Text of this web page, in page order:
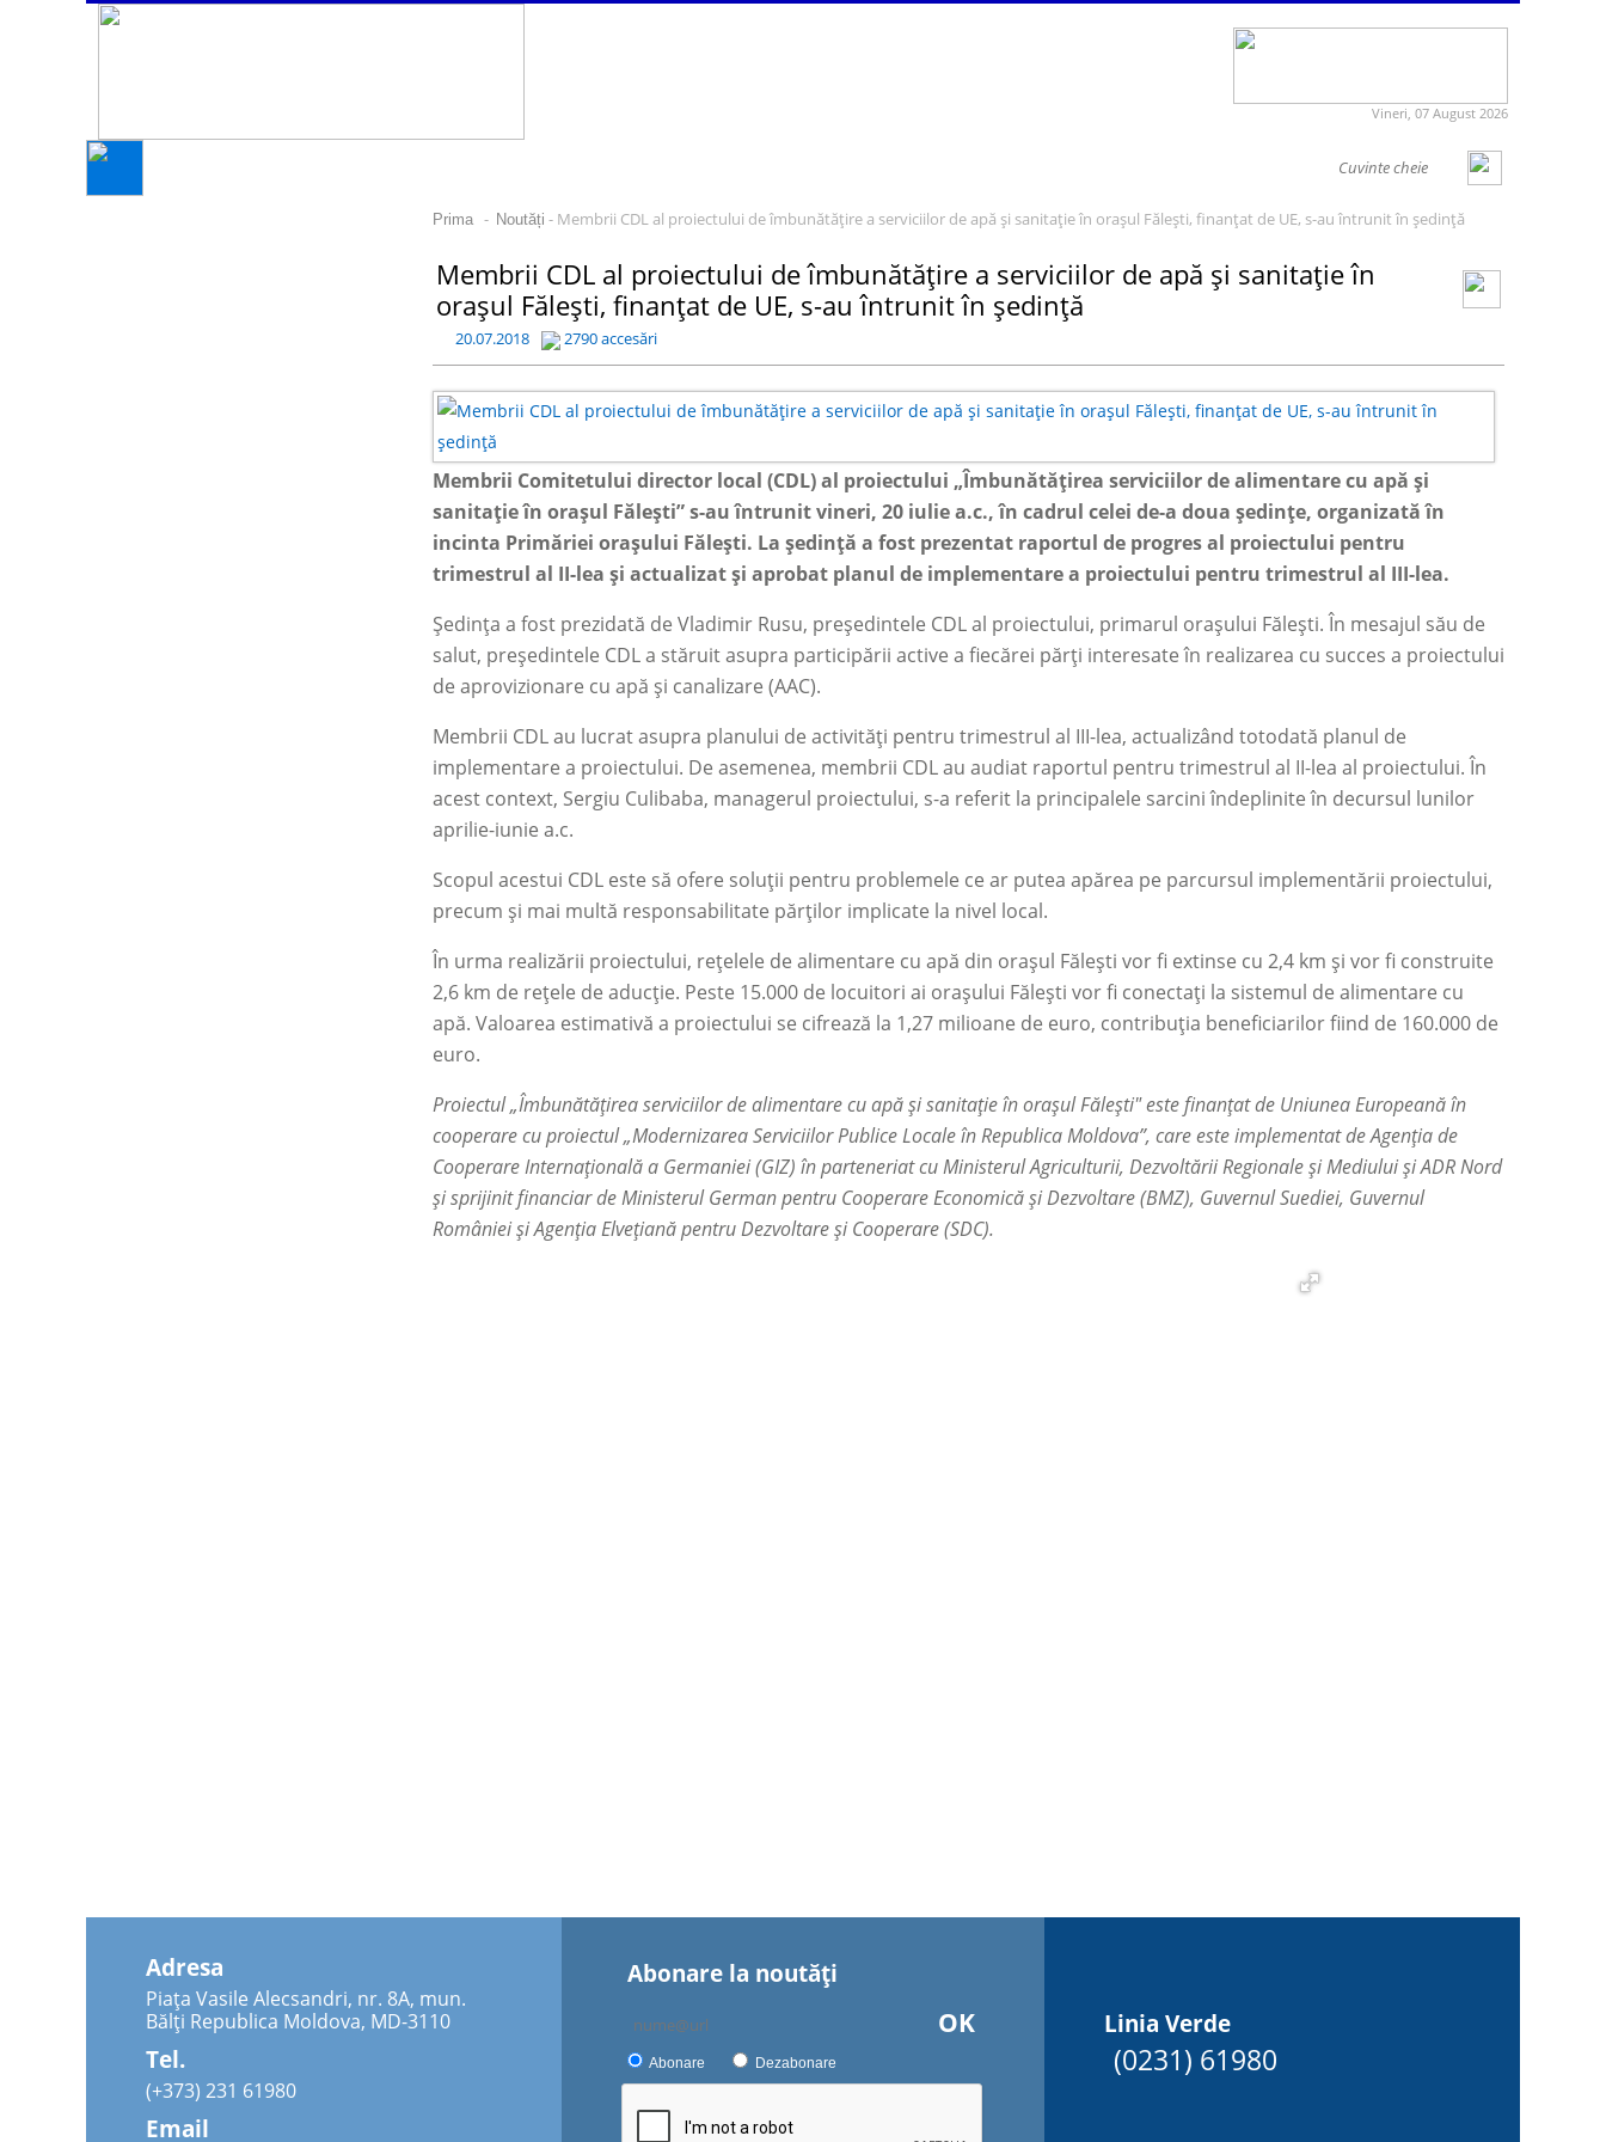
Vineri, 07 August 2026
Prima - Noutăți - Membrii CDL al proiectului de îmbunătățire a serviciilor de apă și sanitație în orașul Fălești, finanțat de UE, s-au întrunit în ședință
Membrii CDL al proiectului de îmbunătățire a serviciilor de apă și sanitație în
orașul Fălești, finanțat de UE, s-au întrunit în ședință
20.07.2018 2790 accesări
Membrii Comitetului director local (CDL) al proiectului „Îmbunătățirea serviciilor de alimentare cu apă și
sanitație în orașul Fălești” s-au întrunit vineri, 20 iulie a.c., în cadrul celei de-a doua ședințe, organizată în
incinta Primăriei orașului Fălești. La ședință a fost prezentat raportul de progres al proiectului pentru
trimestrul al II-lea și actualizat și aprobat planul de implementare a proiectului pentru trimestrul al III-lea.
Ședința a fost prezidată de Vladimir Rusu, președintele CDL al proiectului, primarul orașului Fălești. În mesajul său de
salut, președintele CDL a stăruit asupra participării active a fiecărei părți interesate în realizarea cu succes a proiectului
de aprovizionare cu apă și canalizare (AAC).
Membrii CDL au lucrat asupra planului de activități pentru trimestrul al III-lea, actualizând totodată planul de
implementare a proiectului. De asemenea, membrii CDL au audiat raportul pentru trimestrul al II-lea al proiectului. În
acest context, Sergiu Culibaba, managerul proiectului, s-a referit la principalele sarcini îndeplinite în decursul lunilor
aprilie-iunie a.c.
Scopul acestui CDL este să ofere soluții pentru problemele ce ar putea apărea pe parcursul implementării proiectului,
precum și mai multă responsabilitate părților implicate la nivel local.
În urma realizării proiectului, rețelele de alimentare cu apă din orașul Fălești vor fi extinse cu 2,4 km și vor fi construite
2,6 km de rețele de aducție. Peste 15.000 de locuitori ai orașului Fălești vor fi conectați la sistemul de alimentare cu
apă. Valoarea estimativă a proiectului se cifrează la 1,27 milioane de euro, contribuția beneficiarilor fiind de 160.000 de
euro.
Proiectul „Îmbunătățirea serviciilor de alimentare cu apă și sanitație în orașul Fălești" este finanțat de Uniunea Europeană în
cooperare cu proiectul „Modernizarea Serviciilor Publice Locale în Republica Moldova”, care este implementat de Agenția de
Cooperare Internațională a Germaniei (GIZ) în parteneriat cu Ministerul Agriculturii, Dezvoltării Regionale și Mediului și ADR Nord
și sprijinit financiar de Ministerul German pentru Cooperare Economică şi Dezvoltare (BMZ), Guvernul Suediei, Guvernul
României și Agenţia Elveţiană pentru Dezvoltare şi Cooperare (SDC).
Adresa
Piața Vasile Alecsandri, nr. 8A, mun.
Bălți Republica Moldova, MD-3110
Tel.
(+373) 231 61980
Email
Abonare la noutăţi
OK
Abonare Dezabonare
Linia Verde
(0231) 61980